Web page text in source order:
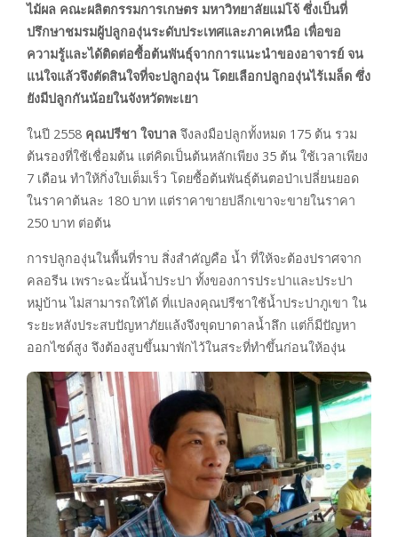
ไม้ผล คณะผลิตกรรมการเกษตร มหาวิทยาลัยแม่โจ้ ซึ่งเป็นที่
ปรึกษาชมรมผู้ปลูกองุ่นระดับประเทศและภาคเหนือ เพื่อขอ
ความรู้และได้ติดต่อซื้อต้นพันธุ์จากการแนะนำของอาจารย์ จน
แน่ใจแล้วจึงตัดสินใจที่จะปลูกองุ่น โดยเลือกปลูกองุ่นไร้เมล็ด ซึ่ง
ยังมีปลูกกันน้อยในจังหวัดพะเยา
ในปี 2558 คุณปรีชา ใจบาล จึงลงมือปลูกทั้งหมด 175 ต้น รวม
ต้นรองที่ใช้เชื่อมต้น แต่คิดเป็นต้นหลักเพียง 35 ต้น ใช้เวลาเพียง
7 เดือน ทำให้กิ่งใบเต็มเร็ว โดยซื้อต้นพันธุ์ต้นตอป่าเปลี่ยนยอด
ในราคาต้นละ 180 บาท แต่ราคาขายปลีกเขาจะขายในราคา
250 บาท ต่อต้น
การปลูกองุ่นในพื้นที่ราบ สิ่งสำคัญคือ น้ำ ที่ให้จะต้องปราศจาก
คลอรีน เพราะฉะนั้นน้ำประปา ทั้งของการประปาและประปา
หมู่บ้าน ไม่สามารถให้ได้ ที่แปลงคุณปรีชาใช้น้ำประปาภูเขา ใน
ระยะหลังประสบปัญหาภัยแล้งจึงขุดบาดาลน้ำลึก แต่ก็มีปัญหา
ออกไซด์สูง จึงต้องสูบขึ้นมาพักไว้ในสระที่ทำขึ้นก่อนให้องุ่น